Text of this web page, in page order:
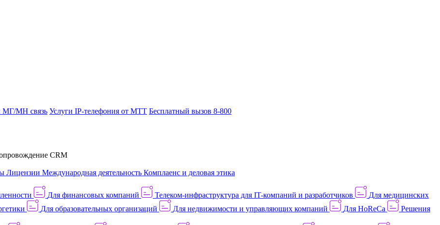
МГ/МН связь Услуги IP-телефония от МТТ Бесплатный вызов 8-800
CRM
Лицензии Международная деятельность Комплаенс и деловая этика
Для финансовых компаний Телеком-инфраструктура для IT-компаний и разработчиков
Для медицинских
Для образовательных организаций Для недвижимости и управляющих компаний Для HoReCa
Решения